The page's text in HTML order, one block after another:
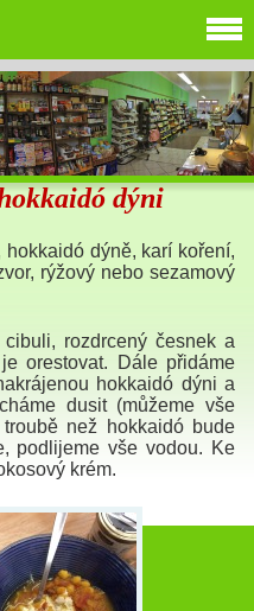
dýni
dýně, karí koření,
rýžový nebo sezamový
rozdrcený česnek a
orestovat. Dále přidáme
hokkaidó dýni a
dusit (můžeme vše
než hokkaidó bude
podlijeme vše vodou. Ke
krém.